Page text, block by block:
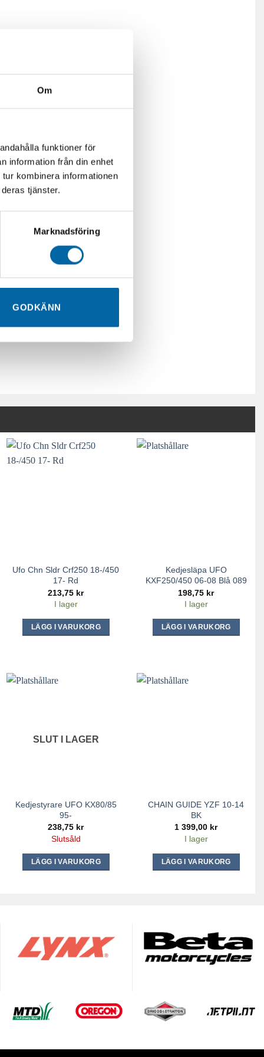
Om
funktioner för
information från din enhet
kombinera informationen
tjänster.
Marknadsföring
GODKÄNN
Ufo Chn Sldr Crf250 18-/450
17- Rd
213,75 kr
I lager
LÄGG I VARUKORG
Kedjesläpa UFO
KXF250/450 06-08 Blå 089
198,75 kr
I lager
LÄGG I VARUKORG
SLUT I LAGER
Kedjestyrare UFO KX80/85
95-
238,75 kr
Slutsåld
LÄGG I VARUKORG
CHAIN GUIDE YZF 10-14
BK
1 399,00 kr
I lager
LÄGG I VARUKORG